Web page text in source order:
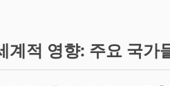
계적 영향: 주요 국가